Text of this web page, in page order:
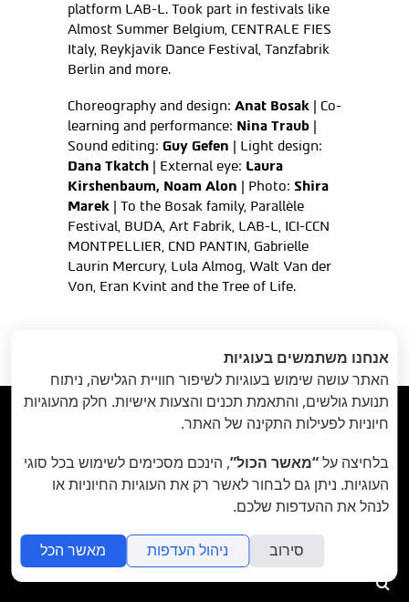
platform LAB-L. Took part in festivals like
Almost Summer Belgium, CENTRALE FIES
Italy, Reykjavik Dance Festival, Tanzfabrik
Berlin and more.
Choreography and design: Anat Bosak | Co-
learning and performance: Nina Traub |
Sound editing: Guy Gefen | Light design:
Dana Tkatch | External eye: Laura
Kirshenbaum, Noam Alon | Photo: Shira
Marek | To the Bosak family, Parallèle
Festival, BUDA, Art Fabrik, LAB-L, ICI-CCN
MONTPELLIER, CND PANTIN, Gabrielle
Laurin Mercury, Lula Almog, Walt Van der
Von, Eran Kvint and the Tree of Life.
הקודם : השממה
// 28 ביולי

תיאטרון הבית - Habait Theatre רחוב נועם 5, יפו.
קידום נתיב האמן ע"ר 580107977
חיפוש
אנחנו משתמשים בעוגיות
האתר עושה שימוש בעוגיות לשיפור חוויית הגלישה, ניתוח
תנועת גולשים, והתאמת תכנים והצעות אישיות. חלק מהעוגיות
חיוניות לפעילות התקינה של האתר.
בלחיצה על“מאשר הכול”, הינכם מסכימים לשימוש בכל סוגי
העוגיות. ניתן גם לבחור לאשר רק את העוגיות החיוניות או
לנהל את ההעדפות שלכם.
סירוב ניהול העדפות מאשר הכל